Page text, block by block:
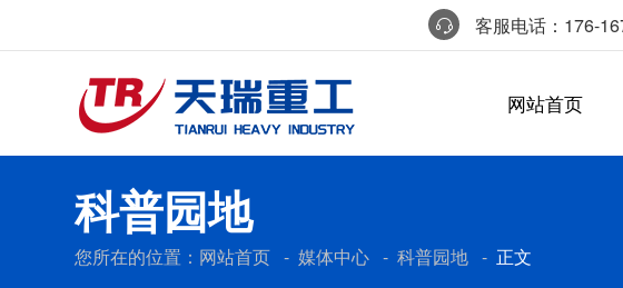
客服电话：176-
网站首页
科普园地
您所在的位置： 网站首页 -媒体中心 -科普园地 - 正文